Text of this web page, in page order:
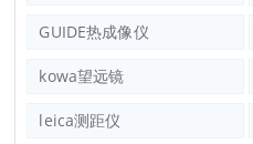
GUIDE热成像仪
kowa望远镜
leica测距仪